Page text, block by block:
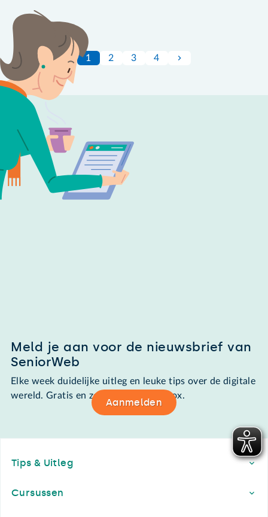
1 2 3 4
Meld je aan voor de nieuwsbrief van
SeniorWeb
Elke week duidelijke uitleg en leuke tips over de digitale
wereld. Gratis en zomaar in de mailbox.
Aanmelden
Tips & Uitleg
Cursussen